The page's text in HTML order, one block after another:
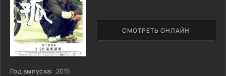
Год выпуска: 2015
СМОТРЕТЬ ОНЛАЙН